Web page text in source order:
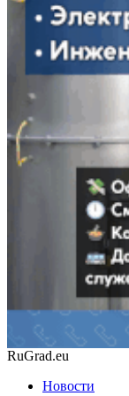
RuGrad.eu
Новости